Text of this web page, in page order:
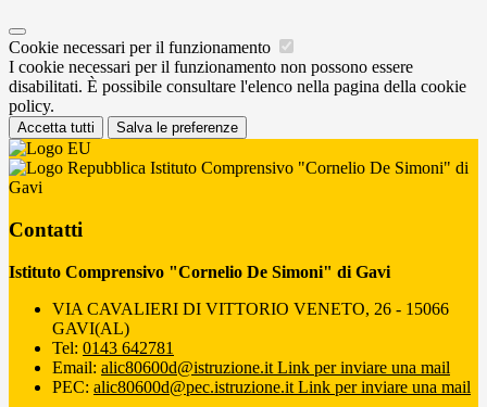
Cookie necessari per il funzionamento
I cookie necessari per il funzionamento non possono essere
disabilitati. È possibile consultare l'elenco nella pagina della cookie
policy.
Accetta tutti Salva le preferenze
Istituto Comprensivo "Cornelio De Simoni" di
Gavi
Contatti
Istituto Comprensivo "Cornelio De Simoni" di Gavi
VIA CAVALIERI DI VITTORIO VENETO, 26 - 15066
GAVI(AL)
Tel: 0143 642781
Email: alic80600d@istruzione.it Link per inviare una mail
PEC: alic80600d@pec.istruzione.it Link per inviare una mail